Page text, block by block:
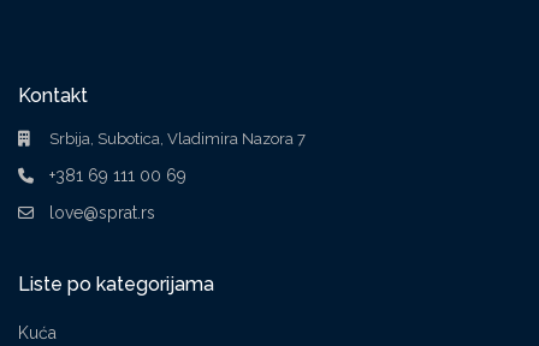
Kontakt
Srbija, Subotica, Vladimira Nazora 7
+381 69 111 00 69
love@sprat.rs
Liste po kategorijama
Kuća